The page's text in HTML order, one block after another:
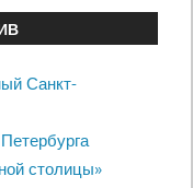
Санкт-
столицы»